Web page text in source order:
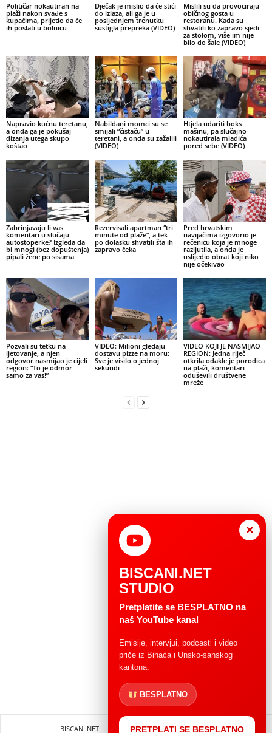
Političar nokautiran na
plaži nakon svađe s
kupačima, prijetio da će
ih poslati u bolnicu
Dječak je mislio da će stići
do izlaza, ali ga je u
posljednjem trenutku
sustigla prepreka (VIDEO)
Mislili su da provociraju
običnog gosta u
restoranu. Kada su
shvatili ko zapravo sjedi
za stolom, više im nije
bilo do šale (VIDEO)
Napravio kućnu teretanu,
a onda ga je pokušaj
dizanja utega skupo
koštao
Nabildani momci su se
smijali “čistaču” u
teretani, a onda su zažalili
(VIDEO)
Htjela udariti boks
mašinu, pa slučajno
nokautirala mladića
pored sebe (VIDEO)
Zabrinjavaju li vas
komentari u slučaju
autostoperke? Izgleda da
bi mnogi (bez dopuštenja)
pipali žene po sisama
Rezervisali apartman “tri
minute od plaže”, a tek
po dolasku shvatili šta ih
zapravo čeka
Pred hrvatskim
navijačima izgovorio je
rečenicu koja je mnoge
razljutila, a onda je
uslijedio obrat koji niko
nije očekivao
Pozvali su tetku na
ljetovanje, a njen
odgovor nasmijao je cijeli
region: “To je odmor
samo za vas!”
VIDEO: Milioni gledaju
dostavu pizze na moru:
Sve je visilo o jednoj
sekundi
VIDEO KOJI JE NASMIJAO
REGION: Jedna riječ
otkrila odakle je porodica
na plaži, komentari
oduševili društvene
mreže
BISCANI.NET Impressum Uvjeti korištenja
×
BISCANI.NET
STUDIO
Pretplatite se BESPLATNO na
naš YouTube kanal
Emisije, intervjui, podcasti i video
priče iz Bihaća i Unsko-sanskog
kantona.
BESPLATNO
PRETPLATI SE BESPLATNO